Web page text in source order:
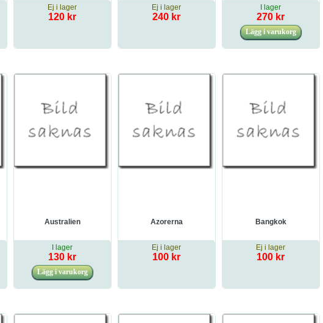
Ej i lager
120 kr
Ej i lager
240 kr
I lager
270 kr
Australien
I lager
130 kr
Azorerna
Ej i lager
100 kr
Bangkok
Ej i lager
100 kr